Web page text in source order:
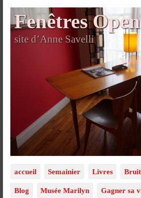
Fenêtres
site d’Anne Savelli
accueil Semainier Livres
Blog Musée Marilyn Gagner sa